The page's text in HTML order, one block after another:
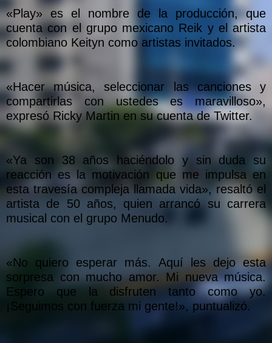
«Play» es el nombre de la producción, que
cuenta con el grupo mexicano Reik y el artista
colombiano Keityn como artistas invitados.
«Hacer música, seleccionar las canciones y
compartirlas con ustedes es maravilloso»,
expresó Ricky Martin en su cuenta de Twitter.
«Ya son 38 años haciéndolo y sin duda su
reacción es la motivación que me impulsa en
esta travesía compleja llamada vida», resaltó el
artista de 50 años, quien arrancó su carrera
musical con el grupo Menudo.
«No quiero esperar más. Aquí les dejo esta
sorpresa con mucho amor. Mi nueva música.
Espero que la disfruten tanto como yo.
¡Seguimos con fuerza mi gente!», puntualizó.